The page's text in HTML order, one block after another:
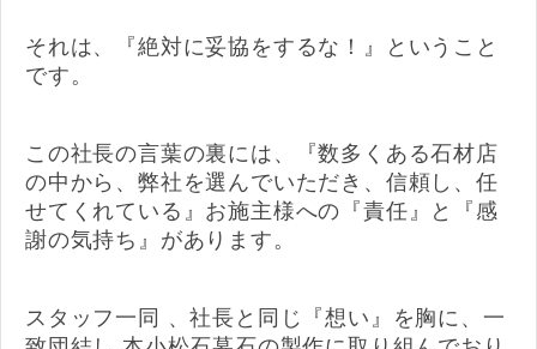
それは、『絶対に妥協をするな！』ということ
です。
この社長の言葉の裏には、『数多くある石材店
の中から、弊社を選んでいただき、信頼し、任
せてくれている』お施主様への『責任』と『感
謝の気持ち』があります。
スタッフ一同 、社長と同じ『想い』を胸に、一